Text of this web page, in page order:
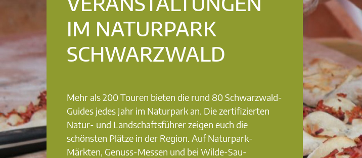
IM NATURPARK
SCHWARZWALD
Mehr als 200 Touren bieten die rund 80 Schwarzwald-
Guides jedes Jahr im Naturpark an. Die zertifizierten
Natur- und Landschaftsführer zeigen euch die
schönsten Plätze in der Region. Auf Naturpark-
Märkten, Genuss-Messen und bei Wilde-Sau-